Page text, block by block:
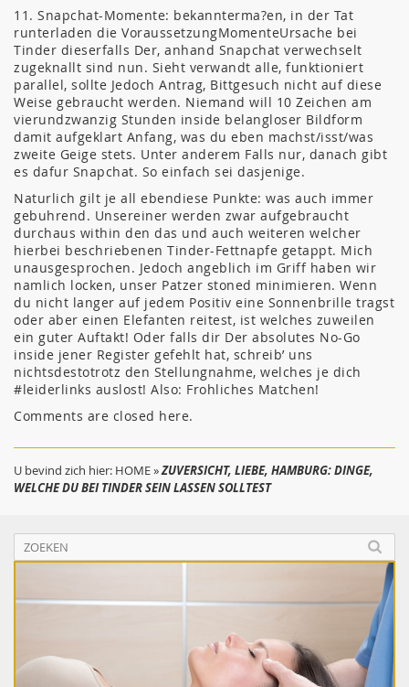
11. Snapchat-Momente: bekannterma?en, in der Tat
runterladen die VoraussetzungMomenteUrsache bei
Tinder dieserfalls Der, anhand Snapchat verwechselt
zugeknallt sind nun. Sieht verwandt alle, funktioniert
parallel, sollte Jedoch Antrag, Bittgesuch nicht auf diese
Weise gebraucht werden. Niemand will 10 Zeichen am
vierundzwanzig Stunden inside belangloser Bildform
damit aufgeklart Anfang, was du eben machst/isst/was
zweite Geige stets. Unter anderem Falls nur, danach gibt
es dafur Snapchat. So einfach sei dasjenige.
Naturlich gilt je all ebendiese Punkte: was auch immer
gebuhrend. Unsereiner werden zwar aufgebraucht
durchaus within den das und auch weiteren welcher
hierbei beschriebenen Tinder-Fettnapfe getappt. Mich
unausgesprochen. Jedoch angeblich im Griff haben wir
namlich locken, unser Patzer stoned minimieren. Wenn
du nicht langer auf jedem Positiv eine Sonnenbrille tragst
oder aber einen Elefanten reitest, ist welches zuweilen
ein guter Auftakt! Oder falls dir Der absolutes No-Go
inside jener Register gefehlt hat, schreib’ uns
nichtsdestotrotz den Stellungnahme, welches je dich
#leiderlinks auslost! Also: Frohliches Matchen!
Comments are closed here.
U bevind zich hier: HOME»ZUVERSICHT, LIEBE, HAMBURG: DINGE,
WELCHE DU BEI TINDER SEIN LASSEN SOLLTEST